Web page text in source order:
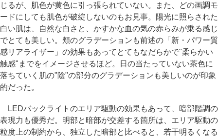
じるが、肌色が黄色に引っ張られていない。また、どの画調モ
ードにしても肌色が破綻しないのもお見事。陽光に照らされた
白い肌は、自然な白さと、かすかな血の気の赤らみが乗る感じ
でとても美しい。頬のグラデーションも前述の「新・パワー質
感リアライザー」の効果もあってとてもなだらかで"柔らかい
触感"までをイメージさせるほど。日の当たっていない茶色に
落ちていく肌の"陰"の部分のグラデーションも美しいのが印象
的だった。
LEDバックライトのエリア駆動の効果もあって、暗部階調の
表現力も優秀だ。明部と暗部が交差する箇所は、エリア駆動の
粒度上の制約から、独立した暗部と比べると、若干明るくなる